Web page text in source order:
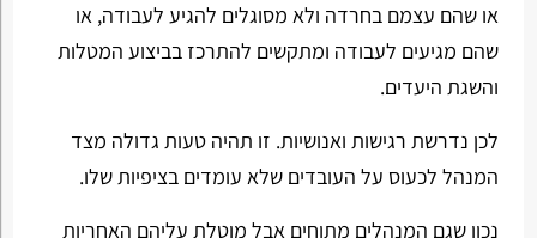
או שהם עצמם בחרדה ולא מסוגלים להגיע לעבודה, או
שהם מגיעים לעבודה ומתקשים להתרכז בביצוע המטלות
והשגת היעדים.
לכן נדרשת רגישות ואנושיות. זו תהיה טעות גדולה מצד
המנהל לכעוס על העובדים שלא עומדים בציפיות שלו.
נכון שגם המנהלים מתוחים אבל מוטלת עליהם האחריות